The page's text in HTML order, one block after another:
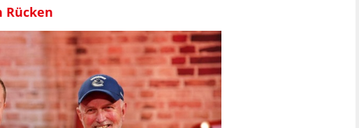
Rücken